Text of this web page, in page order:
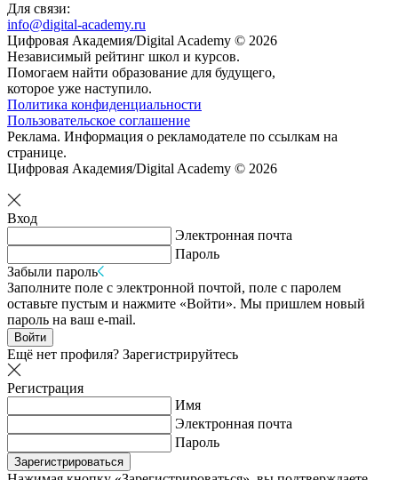
Для связи:
info@digital-academy.ru
Цифровая Академия/Digital Academy © 2026
Независимый рейтинг школ и курсов.
Помогаем найти образование для будущего,
которое уже наступило.
Политика конфиденциальности
Пользовательское соглашение
Реклама. Информация о рекламодателе по ссылкам на
странице.
Цифровая Академия/Digital Academy © 2026
Вход
Электронная почта
Пароль
Забыли пароль
Заполните поле с электронной почтой, поле с паролем
оставьте пустым и нажмите «Войти». Мы пришлем новый
пароль на ваш e-mail.
Войти
Ещё нет профиля? Зарегистрируйтесь
Регистрация
Имя
Электронная почта
Пароль
Зарегистрироваться